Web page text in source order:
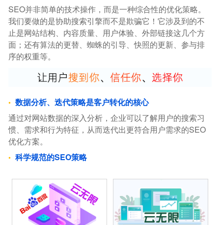
SEO并非简单的技术操作，而是一种综合性的优化策略。
我们要做的是协助搜索引擎而不是欺骗它！它涉及到的不
止是网站结构、内容质量、用户体验、外部链接这几个方
面；还有算法的更替、蜘蛛的引导、快照的更新、参与排
序的权重等。
数据分析、迭代策略是客户转化的核心
通过对网站数据的深入分析，企业可以了解用户的搜索习
惯、需求和行为特征，从而迭代出更符合用户需求的SEO
优化方案。
科学规范的SEO策略